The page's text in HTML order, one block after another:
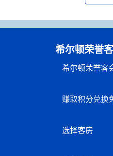
希尔顿荣誉
希尔顿荣誉客
赚取积分兑换
选择客房